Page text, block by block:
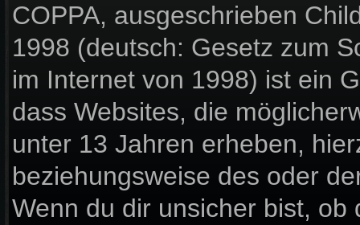
COPPA, ausgeschrieben
1998 (deutsch: Gesetz zum
im Internet von 1998) ist ein
dass Websites, die
unter 13 Jahren erheben,
beziehungsweise des oder
Wenn du dir unsicher bist,